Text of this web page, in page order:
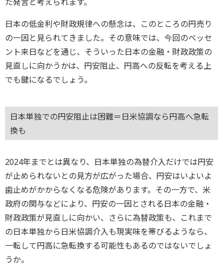
日本の低金利や財政規律への懸念は、このところの円売り
の一因と見られてきました。その意味では、今回のベッセ
ント来日などを通じ、そういった日本の金融・財政政策の
見直しに向かうかは、円安阻止、円高への反転を考える上
でも鍵になるでしょう。
日本単独での円安阻止は困難＝日米協調なら円高へ急転
換も
2024年までとは異なり、日本単独の為替介入だけでは円安
が止められないとの見方が広がった場合、円安はいよいよ
歯止めがかからなくなる危険があります。その一方で、米
政府の関与などにより、円安の一因とされる日本の金融・
財政政策が見直しに向かい、さらに為替政策も、これまで
の日本単独から日米協調介入も現実味を帯びるようなら、
一転して円高に急転換する可能性もあるのではないでしょ
うか。